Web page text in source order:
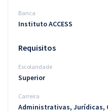
Banca
Instituto ACCESS
Requisitos
Escolaridade
Superior
Carreira
Administrativas, Jurídicas,